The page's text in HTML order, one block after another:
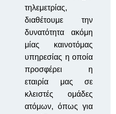
τηλεμετρίας,
διαθέτουμε την
δυνατότητα ακόμη
μίας καινοτόμας
υπηρεσίας η οποία
προσφέρει η
εταιρία μας σε
κλειστές ομάδες
ατόμων, όπως για